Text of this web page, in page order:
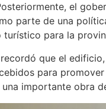
el
parte de una
para la
que el
para
importante obra